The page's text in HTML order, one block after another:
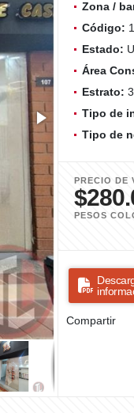
Zona /
Código:
Estado:
Área
Estrato: 3
Tipo de
Tipo de
PRECIO DE
PESOS
Compartir